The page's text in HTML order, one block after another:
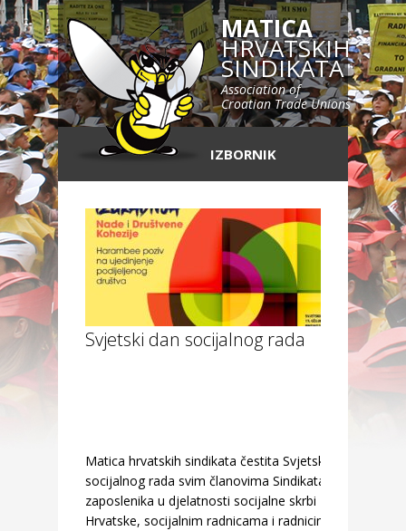
MATICA
HRVATSKIH
SINDIKATA
Association of
Croatian Trade Unions
IZBORNIK
Svjetski dan socijalnog rada
Matica hrvatskih sindikata čestita Svjetski dan
socijalnog rada svim članovima Sindikata
zaposlenika u djelatnosti socijalne skrbi
Hrvatske, socijalnim radnicama i radnicima te